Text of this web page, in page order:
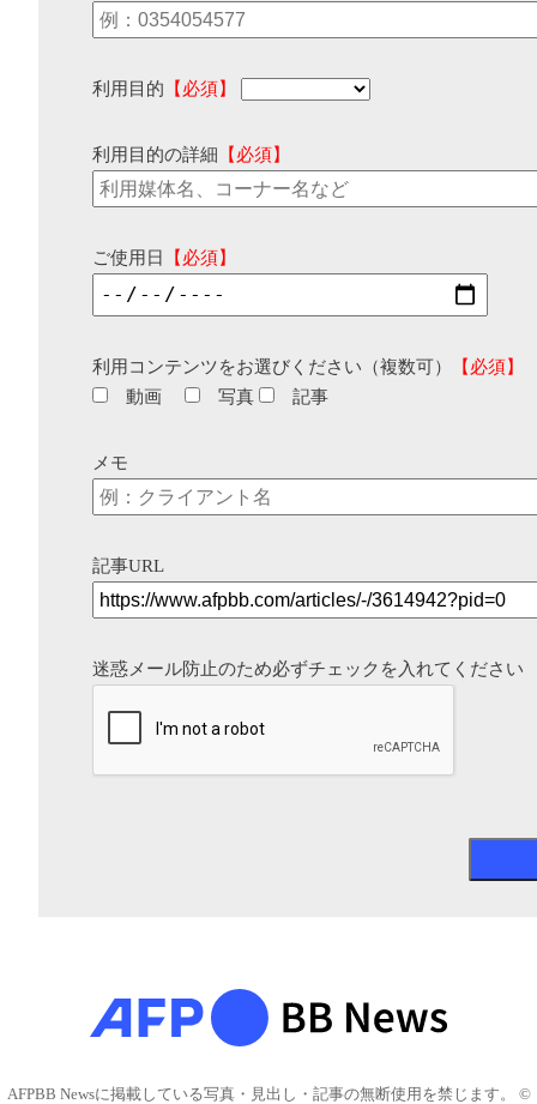
利用目的 【必須】
利用目的の詳細 【必須】
ご使用日 【必須】
利用コンテンツをお選びください（複数可）
【必須】
動画
写真 記事
メモ
記事URL
迷惑メール防止のため必ずチェックを入れてください
AFPBB Newsに掲載している写真・見出し・記事の無断使用を禁じます。 ©